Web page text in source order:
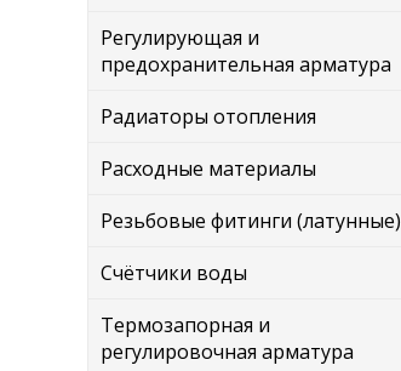
Регулирующая и
предохранительная арматура
Радиаторы отопления
Расходные материалы
Резьбовые фитинги (латунные)
Счётчики воды
Термозапорная и
регулировочная арматура